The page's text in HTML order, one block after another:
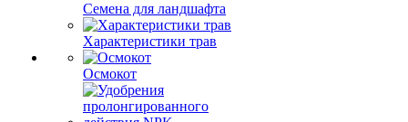
Семена для ландшафта
Характеристики трав
Осмокот